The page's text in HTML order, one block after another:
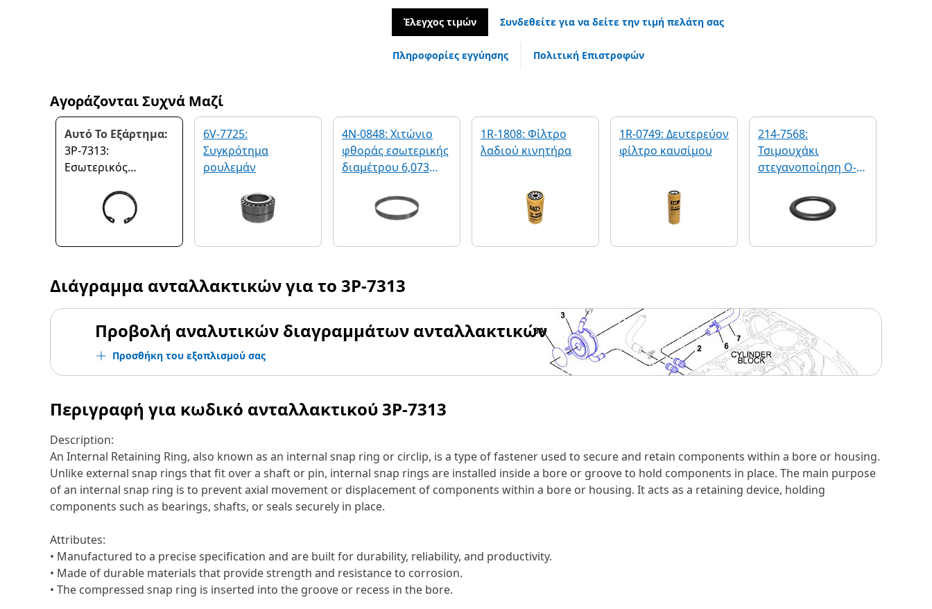
Έλεγχος τιμών Συνδεθείτε για να δείτε την τιμή πελάτη σας
Πληροφορίες εγγύησης Πολιτική Επιστροφών
Αγοράζονται Συχνά Μαζί
Αυτό Το Εξάρτημα:
3P-7313:
Εσωτερικός
συγκράτησης
6V-7725:
Συγκρότημα
ρουλεμάν
4N-0848: Χιτώνιο
φθοράς εσωτερικής
διαμέτρου 6,073
1R-1808: Φίλτρο
λαδιού κινητήρα
1R-0749: Δευτερεύον
φίλτρο καυσίμου
214-7568:
Τσιμουχάκι
στεγανοποίηση O-
Διάγραμμα ανταλλακτικών για το 3P-7313
Προβολή αναλυτικών διαγραμμάτων ανταλλακτικών
Προσθήκη του εξοπλισμού σας
Περιγραφή για κωδικό ανταλλακτικού3P-7313
Description:
An Internal Retaining Ring, also known as an internal snap ring or circlip, is a type of fastener used to secure and retain components within a bore or housing.
Unlike external snap rings that fit over a shaft or pin, internal snap rings are installed inside a bore or groove to hold components in place. The main purpose
of an internal snap ring is to prevent axial movement or displacement of components within a bore or housing. It acts as a retaining device, holding
components such as bearings, shafts, or seals securely in place.
Attributes:
• Manufactured to a precise specification and are built for durability, reliability, and productivity.
• Made of durable materials that provide strength and resistance to corrosion.
• The compressed snap ring is inserted into the groove or recess in the bore.